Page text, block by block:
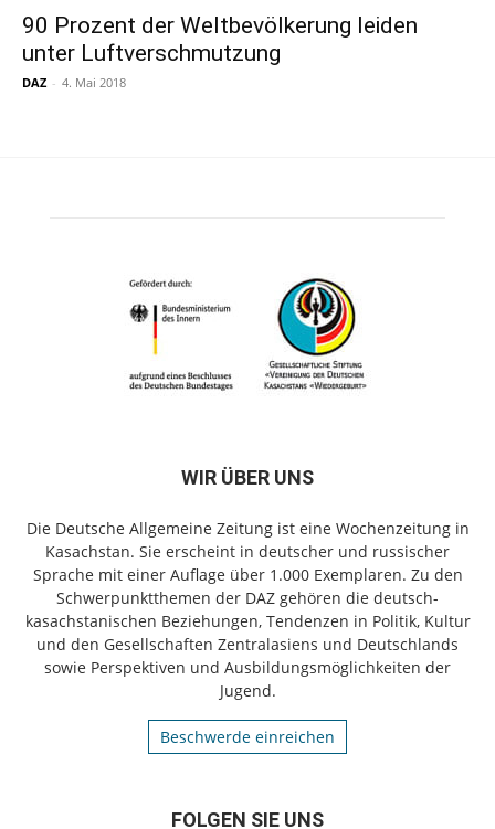
90 Prozent der Weltbevölkerung leiden
unter Luftverschmutzung
DAZ - 4. Mai 2018
WIR ÜBER UNS
Die Deutsche Allgemeine Zeitung ist eine Wochenzeitung in
Kasachstan. Sie erscheint in deutscher und russischer
Sprache mit einer Auflage über 1.000 Exemplaren. Zu den
Schwerpunktthemen der DAZ gehören die deutsch-
kasachstanischen Beziehungen, Tendenzen in Politik, Kultur
und den Gesellschaften Zentralasiens und Deutschlands
sowie Perspektiven und Ausbildungsmöglichkeiten der
Jugend.
Beschwerde einreichen
FOLGEN SIE UNS